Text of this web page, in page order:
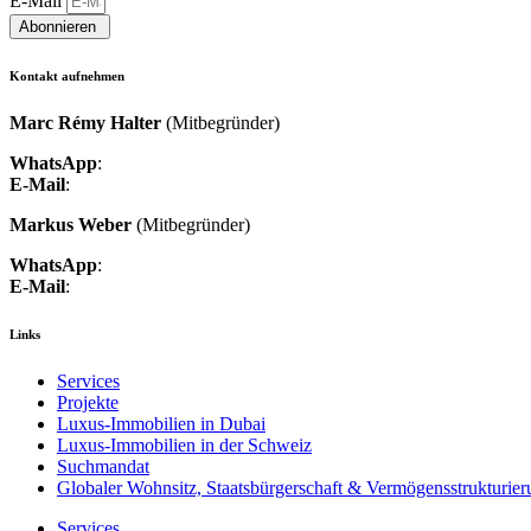
Abonnieren ︎
Kontakt aufnehmen
Marc Rémy Halter (Mitbegründer)
WhatsApp:
E-Mail:
Markus Weber (Mitbegründer)
WhatsApp:
E-Mail:
Links
Services
Projekte
Luxus-Immobilien in Dubai
Luxus-Immobilien in der Schweiz
Suchmandat
Globaler Wohnsitz, Staatsbürgerschaft &